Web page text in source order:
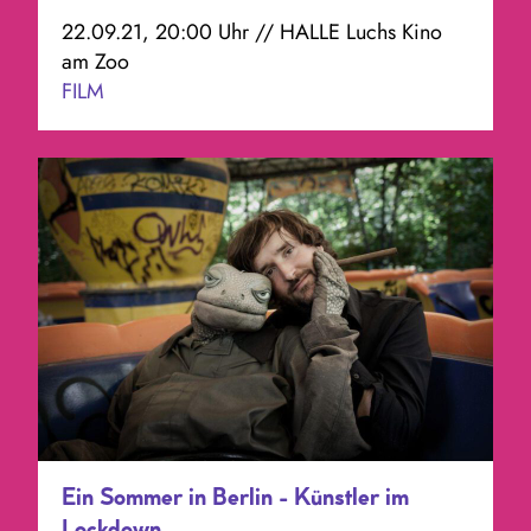
22.09.21, 20:00 Uhr // HALLE Luchs Kino
am Zoo
FILM
Ein Sommer in Berlin - Künstler im